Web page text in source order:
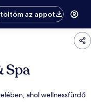
az appot
Spa
ahol wellnessfürdő